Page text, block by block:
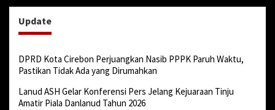
Update
DPRD Kota Cirebon Perjuangkan Nasib PPPK Paruh Waktu,
Pastikan Tidak Ada yang Dirumahkan
Lanud ASH Gelar Konferensi Pers Jelang Kejuaraan Tinju
Amatir Piala Danlanud Tahun 2026